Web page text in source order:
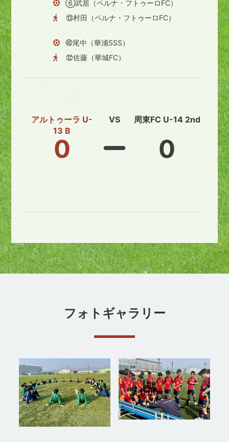
⑥武居（ペルナ・フトゥーロFC）
⑬村田（ペルナ・フトゥーロFC）
㊵尾中（華浦SSS）
㉜佐藤（華城FC）
アルトゥーラ U-
13 B
0
VS 周東FC U-14 2nd
0
フォトギャラリー